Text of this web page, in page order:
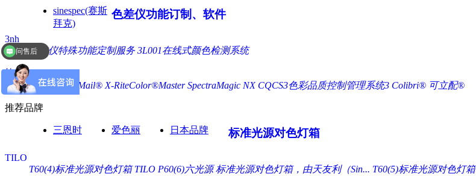
sinespec(赛斯
拜克)
色差仪功能订制、软件
3nh
色差仪特殊功能定制服务 3L001在线式颜色检测系统
软件
X-Rite ColorMail® X-RiteColor®Master SpectraMagic NX CQCS3色彩品质控制管理系统3 Colibri® 可立配®
推荐品牌
三恩时 爱色丽 日本品牌 标准光源对色灯箱
TILO
T60(4)标准光源对色灯箱 TILO P60(6)六光源 标准光源对色灯箱，由天友利（Sin... T60(5)标准光源对色灯箱
问售后